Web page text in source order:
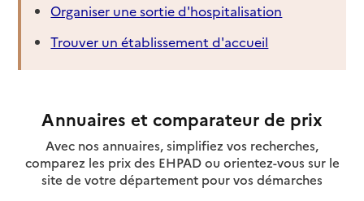
Organiser une sortie d'hospitalisation
Trouver un établissement d'accueil
Annuaires et comparateur de prix
Avec nos annuaires, simplifiez vos recherches,
comparez les prix des EHPAD ou orientez-vous sur le
site de votre département pour vos démarches